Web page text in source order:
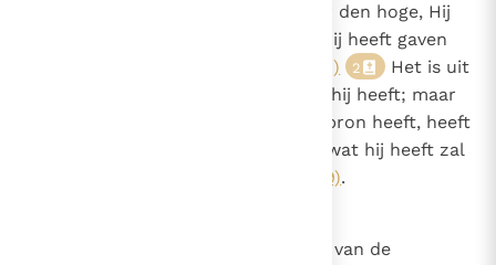
: "Hij is opgevaren naar den hoge, Hij
heeft gevangenen meegevoerd, Hij heeft gaven
(Ef. 4, 8) 2
Het is uit
deze bron dat iemand heeft wat hij heeft; maar
wie ontkent dat hij het uit deze bron heeft, heeft
het ofwel niet echt, ofwel "zelfs wat hij heeft zal
(Mt. 25, 29).
Over christelijke moed. De moed van de